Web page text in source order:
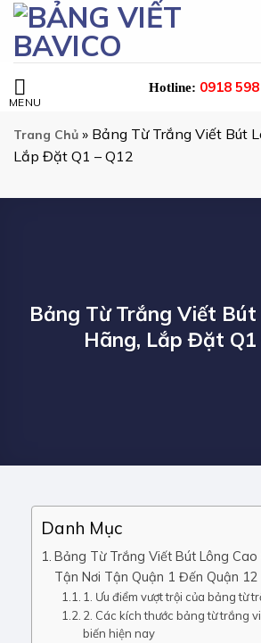
Chuyển
đến
nội
dung
Hotline: 0918
Trang Chủ » Bảng Từ Trắng Viết Bút
Lắp Đặt Q1 – Q12
Bảng Từ Trắng Viết
Hãng, Lắp Đặt Q1
Danh Mục
Bảng Từ Trắng Viết Bút Lông
Tận Nơi Tận Quận 1 Đến Quận 12
1. Ưu điểm vượt trội của bảng từ
2. Các kích thước bảng từ trắng
biến hiện nay